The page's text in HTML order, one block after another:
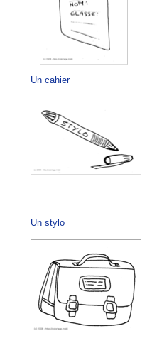
Un cahier
Un stylo